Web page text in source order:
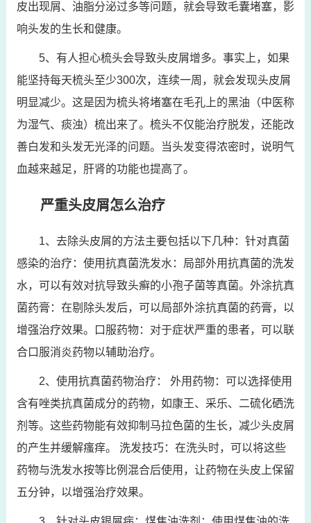
皮出现屑、油脂分泌过多等问题，就会导致毛囊堵塞，影
响头发的生长和健康。
5、有人担心梳头会导致头皮屑增多。事实上，如果
能坚持每天梳头至少300次，连续一周，就会发现头皮屑
明显减少。这是因为梳头将堵塞在毛孔上的黑油（中医称
为湿气、痰浊）梳出来了。梳头不仅能治疗脱发，还能改
善白发和头发无光泽的问题。当头发变得浓密时，说明气
血越来越足，肝肾的功能也提高了。
严重头皮屑怎么治疗
1、去除头皮屑的方法主要包括以下几种：针对真菌
感染的治疗：使用抗真菌洗发水：局部外用抗真菌的洗发
水，可以有效对抗导致头癣的小孢子菌等真菌。外涂抗真
菌药膏：在剔除头发后，可以局部外涂抗真菌的药膏，以
增强治疗效果。口服药物：对于症状严重的患者，可以联
合口服消炎药物以辅助治疗。
2、使用抗真菌药物治疗： 外用药物：可以选择使用
含有唑类抗真菌成分的药物，如康王、采乐、二硫化硒洗
剂等。这些药物能有效抑制马拉色菌的生长，减少头皮屑
的产生并缓解瘙痒。 洗发技巧：在洗头时，可以将这些
药物与洗发水按等比例混合后使用，让药物在头皮上保留
五分钟，以增强治疗效果。